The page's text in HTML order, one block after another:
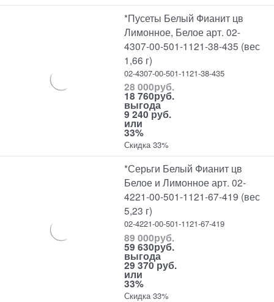
*Пусеты Белый Фианит цв
Лимонное, Белое арт. 02-
4307-00-501-1121-38-435 (вес
1,66 г)
02-4307-00-501-1121-38-435
28 000руб.
18 760руб.
выгода
9 240 руб.
или
33%
Скидка 33%
*Серьги Белый Фианит цв
Белое и Лимонное арт. 02-
4221-00-501-1121-67-419 (вес
5,23 г)
02-4221-00-501-1121-67-419
89 000руб.
59 630руб.
выгода
29 370 руб.
или
33%
Скидка 33%